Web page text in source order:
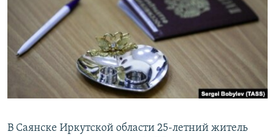
РАСПИСАНИЕ ВЕЩАНИЯ
ПОДПИШИТЕСЬ НА РАССЫЛКУ
СОЦИАЛЬНЫЕ СЕТИ
В Саянске Иркутской области 25-летний житель